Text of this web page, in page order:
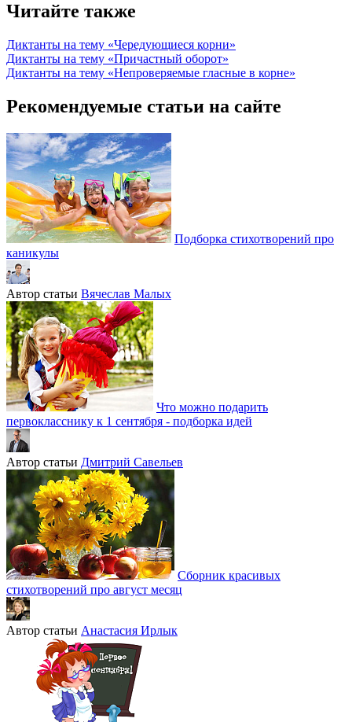
Читайте также
Диктанты на тему «Чередующиеся корни»
Диктанты на тему «Причастный оборот»
Диктанты на тему «Непроверяемые гласные в корне»
Рекомендуемые статьи на сайте
Подборка стихотворений про
каникулы
Автор статьи Вячеслав Малых
Что можно подарить
первокласснику к 1 сентября - подборка идей
Автор статьи Дмитрий Савельев
Сборник красивых
стихотворений про август месяц
Автор статьи Анастасия Ирлык